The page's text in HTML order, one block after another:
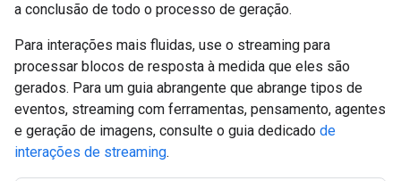
a conclusão de todo o processo de geração.
Para interações mais fluidas, use o streaming para
processar blocos de resposta à medida que eles são
gerados. Para um guia abrangente que abrange tipos de
eventos, streaming com ferramentas, pensamento, agentes
e geração de imagens, consulte o guia dedicado de
interações de streaming.